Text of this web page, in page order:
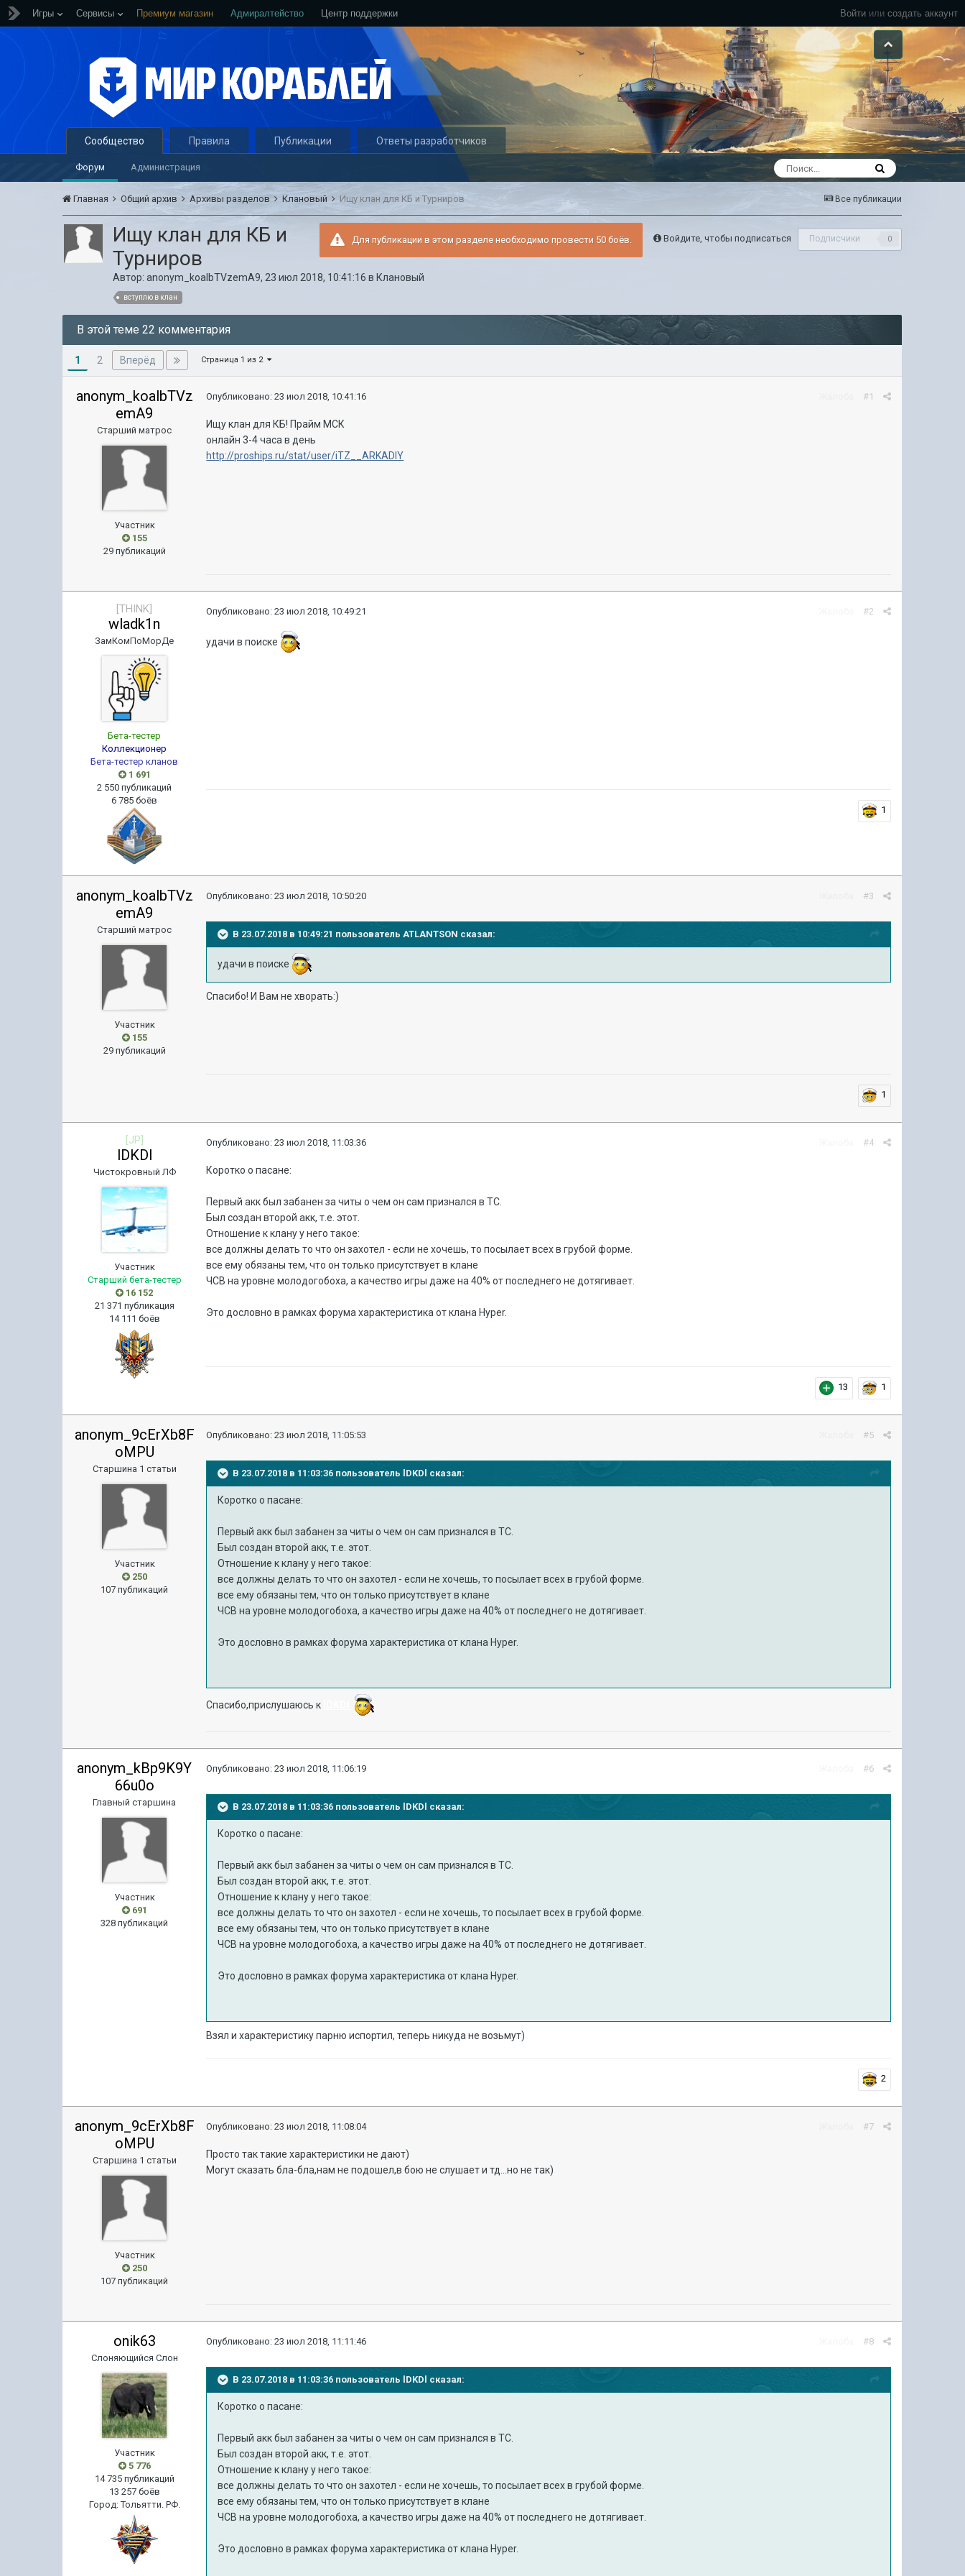
Войти или создать аккаунт
Игры Сервисы Премиум магазин Адмиралтейство Центр поддержки
Сообщество
Форум Администрация
Правила Публикации Ответы разработчиков
Все публикации
Главная Общий архив Архивы разделов Клановый Ищу клан для КБ и Турниров
Войдите, чтобы подписаться Подписчики 0
Для публикации в этом разделе необходимо провести 50 боёв.
Ищу клан для КБ и
Турниров
Автор:anonym_koalbTVzemA9, 23 июл 2018, 10:41:16 в Клановый
вступлю в клан
В этой теме 22 комментария
1 2 Вперёд Страница 1 из 2
anonym_koalbTVz
emA9
Старший матрос
Участник
155
29 публикаций
#1
Опубликовано:23 июл 2018, 10:41:16
Ищу клан для КБ! Прайм МСК
онлайн 3-4 часа в день
http://proships.ru/stat/user/iTZ__ARKADIY
[THINK]
wladk1n
ЗамКомПоМорДе
Бета-тестер
Коллекционер
Бета-тестер кланов
1 691
2 550 публикаций
6 785 боёв
#2
Опубликовано:23 июл 2018, 10:49:21
удачи в поиске
1
anonym_koalbTVz
emA9
Старший матрос
Участник
155
29 публикаций
#3
Опубликовано:23 июл 2018, 10:50:20
В 23.07.2018 в 10:49:21 пользователь ATLANTSON сказал:
удачи в поиске
Спасибо! И Вам не хворать:)
1
[JP]
lDKDl
Чистокровный ЛФ
Участник
Старший бета-тестер
16 152
21 371 публикация
14 111 боёв
#4
Опубликовано:23 июл 2018, 11:03:36
Коротко о пасане:
Первый акк был забанен за читы о чем он сам признался в ТС.
Был создан второй акк, т.е. этот.
Отношение к клану у него такое:
все должны делать то что он захотел - если не хочешь, то посылает всех в грубой форме.
все ему обязаны тем, что он только присутствует в клане
ЧСВ на уровне молодогобоха, а качество игры даже на 40% от последнего не дотягивает.
Это дословно в рамках форума характеристика от клана Hyper.
13 1
anonym_9cErXb8F
oMPU
Старшина 1 статьи
Участник
250
107 публикаций
#5
Опубликовано:23 июл 2018, 11:05:53
В 23.07.2018 в 11:03:36 пользователь lDKDl сказал:
Коротко о пасане:
Первый акк был забанен за читы о чем он сам признался в ТС.
Был создан второй акк, т.е. этот.
Отношение к клану у него такое:
все должны делать то что он захотел - если не хочешь, то посылает всех в грубой форме.
все ему обязаны тем, что он только присутствует в клане
ЧСВ на уровне молодогобоха, а качество игры даже на 40% от последнего не дотягивает.
Это дословно в рамках форума характеристика от клана Hyper.
Спасибо,прислушаюсь к
anonym_kBp9K9Y
66u0o
Главный старшина
Участник
691
328 публикаций
#6
Опубликовано:23 июл 2018, 11:06:19
В 23.07.2018 в 11:03:36 пользователь lDKDl сказал:
Коротко о пасане:
Первый акк был забанен за читы о чем он сам признался в ТС.
Был создан второй акк, т.е. этот.
Отношение к клану у него такое:
все должны делать то что он захотел - если не хочешь, то посылает всех в грубой форме.
все ему обязаны тем, что он только присутствует в клане
ЧСВ на уровне молодогобоха, а качество игры даже на 40% от последнего не дотягивает.
Это дословно в рамках форума характеристика от клана Hyper.
Взял и характеристику парню испортил, теперь никуда не возьмут)
2
anonym_9cErXb8F
oMPU
Старшина 1 статьи
Участник
250
107 публикаций
#7
Опубликовано:23 июл 2018, 11:08:04
Просто так такие характеристики не дают)
Могут сказать бла-бла,нам не подошел,в бою не слушает и тд...но не так)
onik63
Слоняющийся Слон
Участник
5 776
14 735 публикаций
13 257 боёв
Город:Тольятти. РФ.
#8
Опубликовано:23 июл 2018, 11:11:46
В 23.07.2018 в 11:03:36 пользователь lDKDl сказал:
Коротко о пасане:
Первый акк был забанен за читы о чем он сам признался в ТС.
Был создан второй акк, т.е. этот.
Отношение к клану у него такое:
все должны делать то что он захотел - если не хочешь, то посылает всех в грубой форме.
все ему обязаны тем, что он только присутствует в клане
ЧСВ на уровне молодогобоха, а качество игры даже на 40% от последнего не дотягивает.
Это дословно в рамках форума характеристика от клана Hyper.